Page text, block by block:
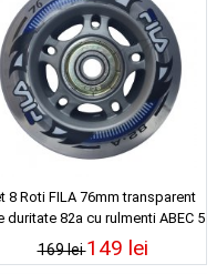
8 Roti FILA 76mm transparent
duritate 82a cu rulmenti ABEC 5
169 lei149 lei